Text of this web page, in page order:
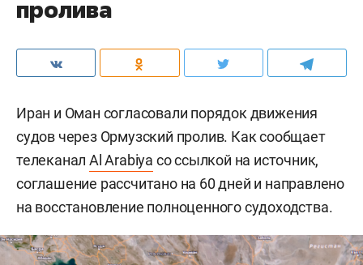
пролива
Иран и Оман согласовали порядок движения
судов через Ормузский пролив. Как сообщает
телеканалAl Arabiya со ссылкой на источник,
соглашение рассчитано на 60 дней и направлено
на восстановление полноценного судоходства.